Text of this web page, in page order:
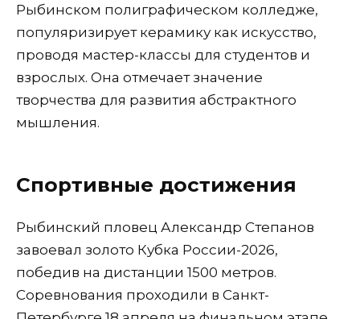
Рыбинском полиграфическом колледже,
популяризирует керамику как искусство,
проводя мастер-классы для студентов и
взрослых. Она отмечает значение
творчества для развития абстрактного
мышления.
Спортивные достижения
Рыбинский пловец Александр Степанов
завоевал золото Кубка России-2026,
победив на дистанции 1500 метров.
Соревнования проходили в Санкт-